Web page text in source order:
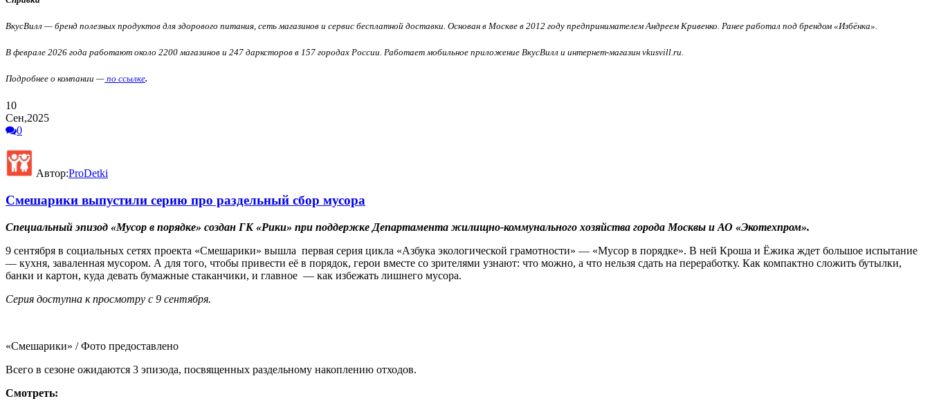
ВкусВилл — бренд полезных продуктов для здорового питания, сеть магазинов и сервис бесплатной доставки. Основан в Москве в 2012 году предпринимателем Андреем Кривенко. Ранее работал под брендом «Избёнка».
В феврале 2026 года работают около 2200 магазинов и 247 дарксторов в 157 городах России. Работает мобильное приложение ВкусВилл и интернет-магазин vkusvill.ru.
Подробнее о компании — по ссылке.
10
Сен,2025
0
Автор:ProDetki
Смешарики выпустили серию про раздельный сбор мусора
Специальный эпизод «Мусор в порядке» создан ГК «Рики» при поддержке Департамента жилищно-коммунального хозяйства города Москвы и АО «Экотехпром».
9 сентября в социальных сетях проекта «Смешарики» вышла первая серия цикла «Азбука экологической грамотности» — «Мусор в порядке». В ней Кроша и Ёжика ждет большое испытание
— кухня, заваленная мусором. А для того, чтобы привести её в порядок, герои вместе со зрителями узнают: что можно, а что нельзя сдать на переработку. Как компактно сложить бутылки,
банки и картон, куда девать бумажные стаканчики, и главное — как избежать лишнего мусора.
Серия доступна к просмотру с 9 сентября.
«Смешарики» / Фото предоставлено
Всего в сезоне ожидаются 3 эпизода, посвященных раздельному накоплению отходов.
Смотреть: